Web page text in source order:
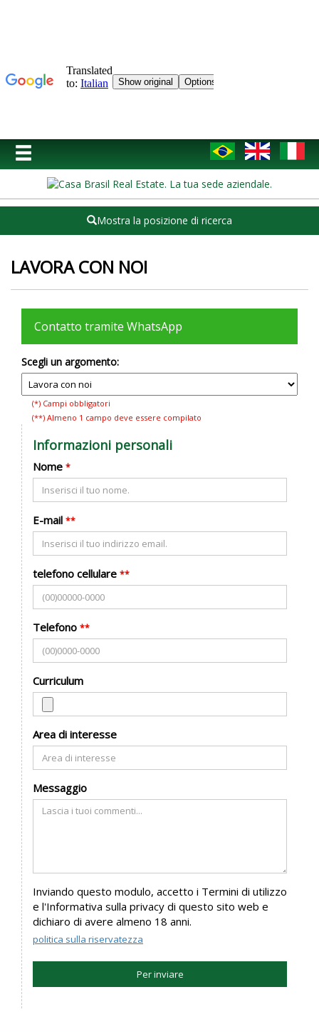
Mostra la posizione di ricerca
LAVORA CON NOI
Contatto tramite WhatsApp
Scegli un argomento:
(*) Campi obbligatori
(**) Almeno 1 campo deve essere compilato
Informazioni personali
Nome *
E-mail **
telefono cellulare **
Telefono **
Curriculum
Area di interesse
Messaggio
Inviando questo modulo, accetto i Termini di utilizzo
e l'Informativa sulla privacy di questo sito web e
dichiaro di avere almeno 18 anni.
politica sulla riservatezza
Per inviare